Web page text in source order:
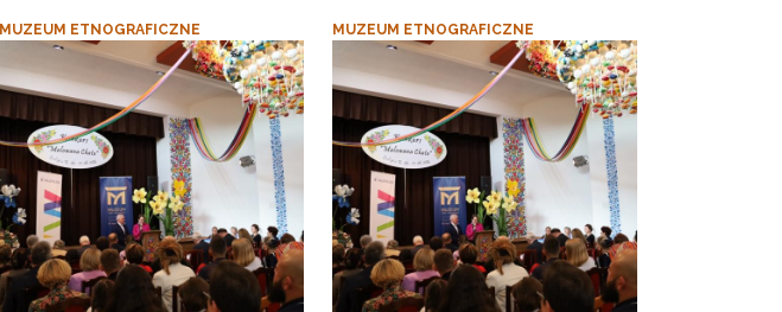
MUZEUM ETNOGRAFICZNE MUZEUM ETNOGRAFICZNE